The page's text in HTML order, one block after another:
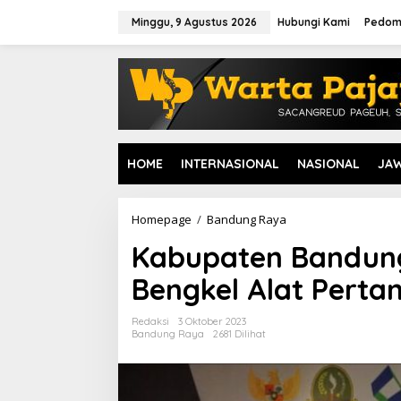
Minggu, 9 Agustus 2026 Hubungi Kami
HOME INTERNASIONAL NASIONAL
Homepage / Bandung Raya
b
u
p
a
B
a
n
Kabupaten
Bengkel Alat
Redaksi
3 Oktober 2023
Bandung Raya
2681 Dilihat